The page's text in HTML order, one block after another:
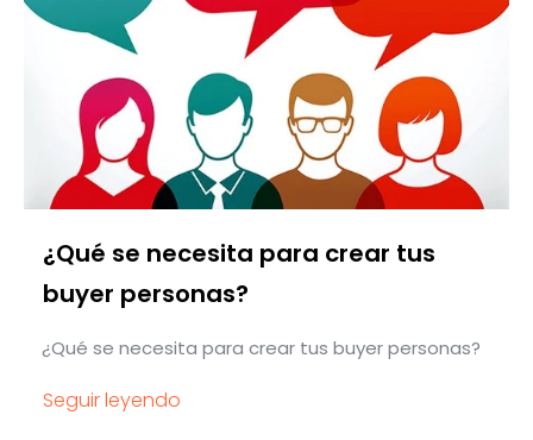
¿Qué se necesita para crear tus
buyer personas?
¿Qué se necesita para crear tus buyer personas?
Seguir leyendo